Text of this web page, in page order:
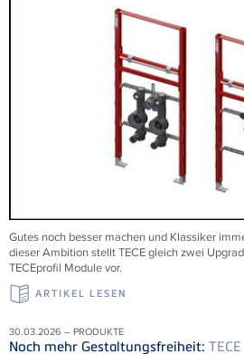
Gutes noch besser machen und Klassiker
dieser Ambition stellt TECE gleich zwei
TECEprofil Module vor.
ARTIKEL LESEN
30.03.2026 – PRODUKTE
Noch mehr Gestaltungsfreiheit: TECE